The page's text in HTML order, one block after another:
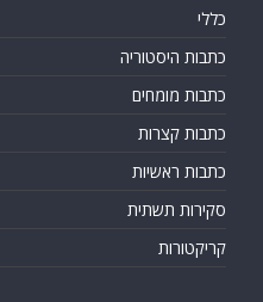
כללי
כתבות היסטוריה
כתבות מומחים
כתבות קצרות
כתבות ראשיות
סקירות תשתית
קריקטורות